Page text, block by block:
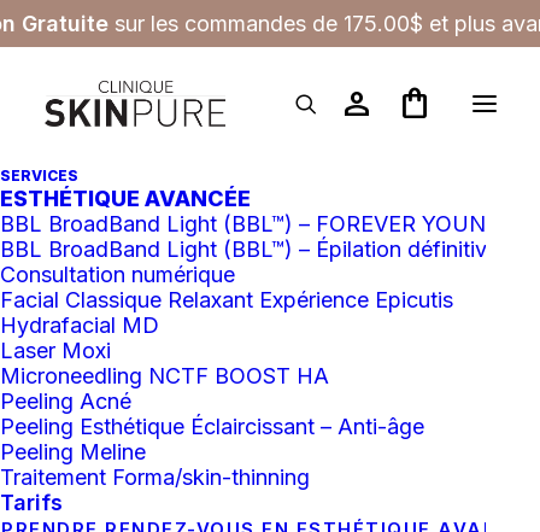
Gratuite sur les commandes de 175.00$ et plus
person shopping_bag
SERVICES
ESTHÉTIQUE AVANCÉE
BBL BroadBand Light (BBL™) – FOREVER YOUNG
BBL BroadBand Light (BBL™) – Épilation définitive
Consultation numérique
Facial Classique Relaxant Expérience Epicutis
Hydrafacial MD
Laser Moxi
Microneedling NCTF BOOST HA
Peeling Acné
Peeling Esthétique Éclaircissant – Anti-âge
Peeling Meline
Traitement Forma/skin-thinning
Tarifs